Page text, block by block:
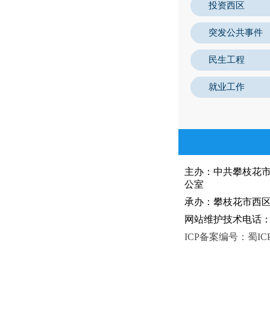
投资西区
突发公共事件
民生工程
就业工作
主办：中共攀枝
公室
承办：攀枝花市西
网站维护技术电话
ICP备案编号：蜀